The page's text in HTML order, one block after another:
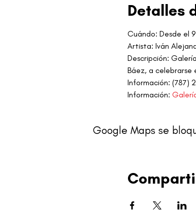
Detalles
Cuándo: Desde el
Artista: Iván
Descripción:
Báez, a celebrarse
Información: (787)
Información:
Google Maps se